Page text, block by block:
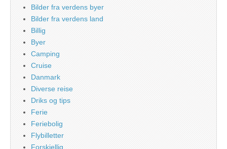
Bilder fra verdens byer
Bilder fra verdens land
Billig
Byer
Camping
Cruise
Danmark
Diverse reise
Driks og tips
Ferie
Feriebolig
Flybilletter
Forskjellig